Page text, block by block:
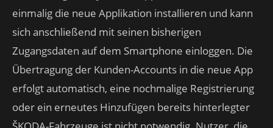
einmalig die neue Applikation installieren und kann
sich anschließend mit seinen bisherigen
Zugangsdaten auf dem Smartphone einloggen. Die
Übertragung der Kunden-Accounts in die neue App
erfolgt automatisch, eine nochmalige Registrierung
oder ein erneutes Hinzufügen bereits hinterlegter